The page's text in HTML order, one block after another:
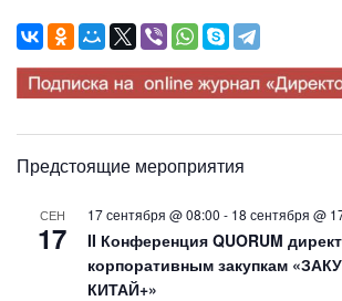
Предстоящие мероприятия
СЕН
17
17 сентября @ 08:00 - 18 сентября @
II Конференция QUORUM
корпоративным закупкам
КИТАЙ+»